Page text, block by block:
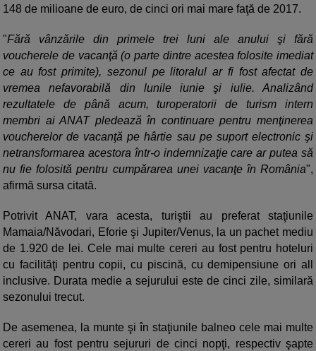
148 de milioane de euro, de cinci ori mai mare faţă de 2017.
"Fără vânzările din primele trei luni ale anului şi fără
voucherele de vacanţă (o parte dintre acestea folosite imediat
ce au fost primite), sezonul pe litoralul ar fi fost afectat de
vremea nefavorabilă din lunile iunie şi iulie. Analizând
rezultatele de până acum, turoperatorii de turism intern
membri ai ANAT pledează în continuare pentru menţinerea
voucherelor de vacanţă pe hârtie sau pe suport electronic şi
netransformarea acestora într-o indemnizaţie care ar putea să
nu fie folosită pentru cumpărarea unei vacanţe în România",
afirmă sursa citată.
Potrivit ANAT, vara acesta, turiştii au preferat staţiunile
Mamaia/Năvodari, Eforie şi Jupiter/Venus, la un pachet mediu
de 1.920 de lei. Cele mai multe cereri au fost pentru hoteluri
cu facilităţi pentru copii, cu piscină, cu demipensiune ori all
inclusive. Durata medie a sejurului este de cinci zile, similară
sezonului trecut.
De asemenea, la munte şi în staţiunile balneo cele mai multe
cereri au fost pentru sejururi de cinci nopţi, respectiv şapte